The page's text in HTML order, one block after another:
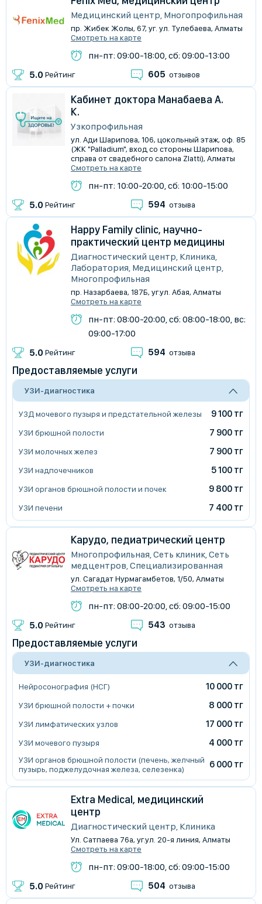
Медицинский центр, Многопрофильная
пр. Жибек Жолы, 67, уг. ул. Тулебаева, Алматы
Смотреть на карте
пн-пт: 09:00-18:00, сб: 09:00-13:00
5.0 Рейтинг 605 отзывов
Кабинет доктора Манабаева А.
К.
Узкопрофильная
ул. Ади Шарипова, 106, цокольный этаж, оф. 85
(ЖК "Palladium", вход со стороны Шарипова,
справа от свадебного салона Zlatti), Алматы
Смотреть на карте
пн-пт: 10:00-20:00, сб: 10:00-15:00
5.0 Рейтинг 594 отзыва
Happy Family clinic, научно-
практический центр медицины
Диагностический центр, Клиника,
Лаборатория, Медицинский центр,
Многопрофильная
пр. Назарбаева, 187Б, уг.ул. Абая, Алматы
Смотреть на карте
пн-пт: 08:00-20:00, сб: 08:00-18:00, вс:
09:00-17:00
5.0 Рейтинг 594 отзыва
Предоставляемые услуги
УЗИ-диагностика
УЗД мочевого пузыря и предстательной железы 9 100 тг
УЗИ брюшной полости 7 900 тг
УЗИ молочных желез 7 900 тг
УЗИ надпочечников 5 100 тг
УЗИ органов брюшной полости и почек 9 800 тг
УЗИ печени 7 400 тг
Карудо, педиатрический центр
Многопрофильная, Сеть клиник, Сеть
медцентров, Специализированная
ул. Сагадат Нурмагамбетов, 1/50, Алматы
Смотреть на карте
пн-пт: 08:00-20:00, сб: 09:00-15:00
5.0 Рейтинг 543 отзыва
Предоставляемые услуги
УЗИ-диагностика
Нейросонография (НСГ) 10 000 тг
УЗИ брюшной полости + почки 8 000 тг
УЗИ лимфатических узлов 17 000 тг
УЗИ мочевого пузыря 4 000 тг
УЗИ органов брюшной полости (печень, желчный
пузырь, поджелудочная железа, селезенка)
6 000 тг
Extra Medical, медицинский
центр
Диагностический центр, Клиника
Ул. Сатпаева 76а, уг.ул. 20-я линия, Алматы
Смотреть на карте
пн-пт: 09:00-18:00, сб: 09:00-15:00
5.0 Рейтинг 504 отзыва